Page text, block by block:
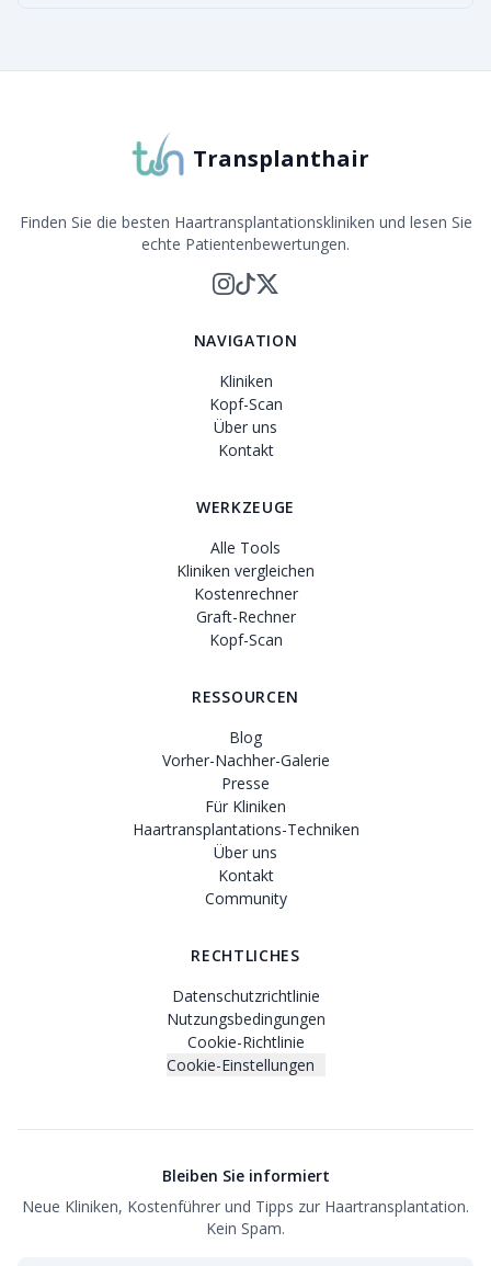
Transplanthair
Finden Sie die besten Haartransplantationskliniken und lesen Sie
echte Patientenbewertungen.
NAVIGATION
Kliniken
Kopf-Scan
Über uns
Kontakt
WERKZEUGE
Alle Tools
Kliniken vergleichen
Kostenrechner
Graft-Rechner
Kopf-Scan
RESSOURCEN
Blog
Vorher-Nachher-Galerie
Presse
Für Kliniken
Haartransplantations-Techniken
Über uns
Kontakt
Community
RECHTLICHES
Datenschutzrichtlinie
Nutzungsbedingungen
Cookie-Richtlinie
Cookie-Einstellungen
Bleiben Sie informiert
Neue Kliniken, Kostenführer und Tipps zur Haartransplantation.
Kein Spam.